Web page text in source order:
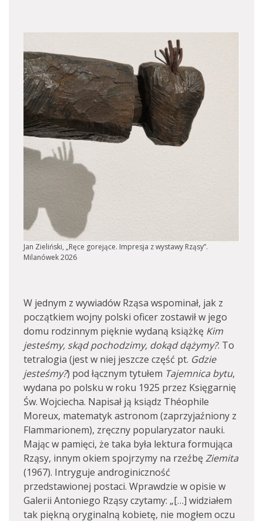
Jan Zieliński, „Ręce gorejące. Impresja z wystawy Rząsy”.
Milanówek 2026
W jednym z wywiadów Rząsa wspominał, jak z
początkiem wojny polski oficer zostawił w jego
domu rodzinnym pięknie wydaną książkę Kim
jesteśmy, skąd pochodzimy, dokąd dążymy?. To
tetralogia (jest w niej jeszcze część pt. Gdzie
jesteśmy?) pod łącznym tytułem Tajemnica bytu,
wydana po polsku w roku 1925 przez Księgarnię
Św. Wojciecha. Napisał ją ksiądz Théophile
Moreux, matematyk astronom (zaprzyjaźniony z
Flammarionem), zręczny popularyzator nauki.
Mając w pamięci, że taka była lektura formująca
Rząsy, innym okiem spojrzymy na rzeźbęZiemita
(1967). Intryguje androginiczność
przedstawionej postaci. Wprawdzie w opisie w
Galerii Antoniego Rząsy czytamy: „[…] widziałem
tak piękną oryginalną kobietę, nie mogłem oczu